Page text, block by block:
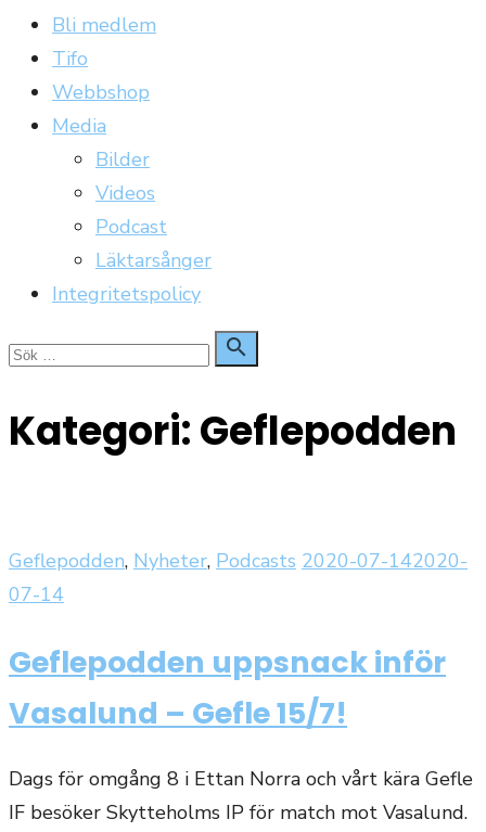
Bli medlem
Tifo
Webbshop
Media
Bilder
Videos
Podcast
Läktarsånger
Integritetspolicy
Sök

Sök
Kategori:Geflepodden
Geflepodden, Nyheter, Podcasts Publicerat
2020-07-142020-
07-14
Geflepodden uppsnack inför
Vasalund – Gefle 15/7!
Dags för omgång 8 i Ettan Norra och vårt kära Gefle
IF besöker Skytteholms IP för match mot Vasalund.